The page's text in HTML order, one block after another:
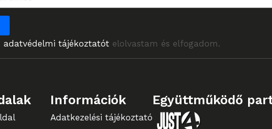
adatvédelmi tájékoztatót elolvastam és elfogadom.
Információk
Adatkezelési tájékoztató
Együttműködő